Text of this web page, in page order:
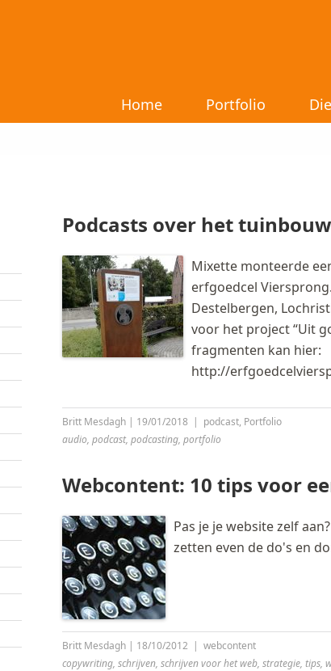
Home Portfolio
Podcasts over het
Mixette monteerde
erfgoedcel
Destelbergen,
voor het project “Uit
fragmenten kan hier:
http://
Britt Mesdagh| 19/01/2018 | podcast, Portfolio
audio, podcast, podcasting, portfolio
Webcontent: 10 tips voor
Pas je je website zelf
zetten even de do's en
Britt Mesdagh| 18/10/2012 | webcontent
copywriting, schrijven, schrijven voor het web, strategie, tips,